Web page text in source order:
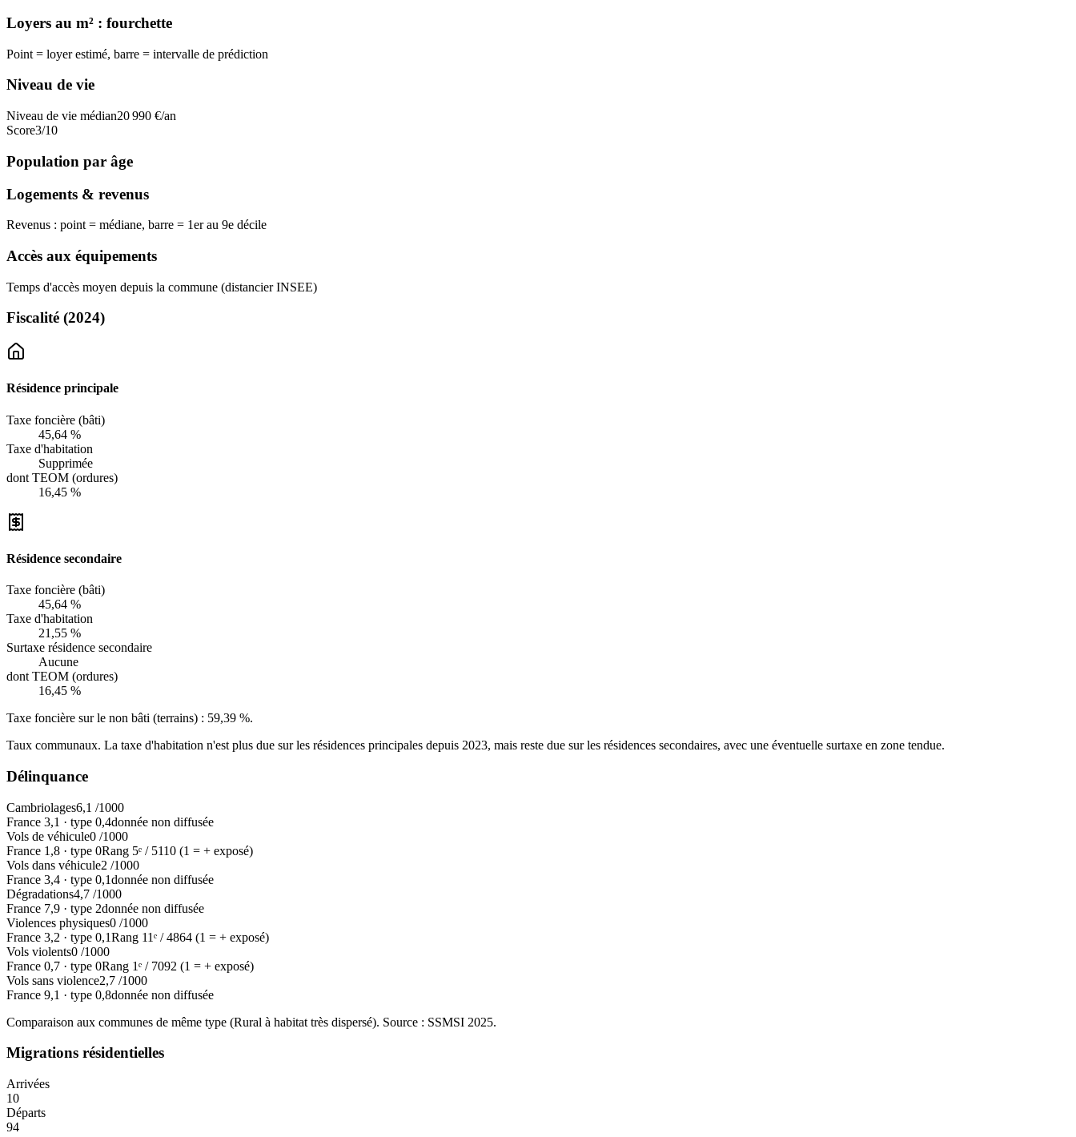
Loyers au m² : fourchette
Point = loyer estimé, barre = intervalle de prédiction
Niveau de vie
Niveau de vie médian20 990 €/an
Score3/10
Population par âge
Logements & revenus
Revenus : point = médiane, barre = 1er au 9e décile
Accès aux équipements
Temps d'accès moyen depuis la commune (distancier INSEE)
Fiscalité (2024)
Résidence principale
Taxe foncière (bâti)
45,64 %
Taxe d'habitation
Supprimée
dont TEOM (ordures)
16,45 %
Résidence secondaire
Taxe foncière (bâti)
45,64 %
Taxe d'habitation
21,55 %
Surtaxe résidence secondaire
Aucune
dont TEOM (ordures)
16,45 %
Taxe foncière sur le non bâti (terrains) : 59,39 %.
Taux communaux. La taxe d'habitation n'est plus due sur les résidences principales depuis 2023, mais reste due sur les résidences secondaires, avec une éventuelle surtaxe en zone tendue.
Délinquance
Cambriolages6,1 /1000
France 3,1 · type 0,4donnée non diffusée
Vols de véhicule0 /1000
France 1,8 · type 0Rang 5ᵉ / 5110 (1 = + exposé)
Vols dans véhicule2 /1000
France 3,4 · type 0,1donnée non diffusée
Dégradations4,7 /1000
France 7,9 · type 2donnée non diffusée
Violences physiques0 /1000
France 3,2 · type 0,1Rang 11ᵉ /4864 (1 = + exposé)
Vols violents0 /1000
France 0,7 · type 0Rang 1ᵉ / 7092 (1 = + exposé)
Vols sans violence2,7 /1000
France 9,1 · type 0,8donnée non diffusée
Comparaison aux communes de même type (Rural à habitat très dispersé). Source : SSMSI 2025.
Migrations résidentielles
Arrivées
10
Départs
94